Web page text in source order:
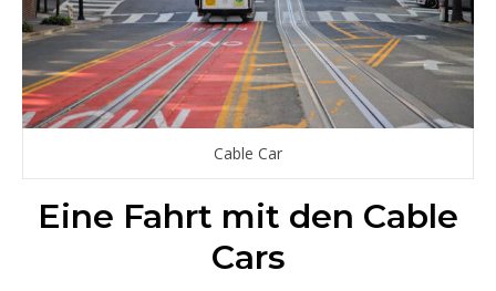
Cable Car
Eine Fahrt mit den Cable
Cars